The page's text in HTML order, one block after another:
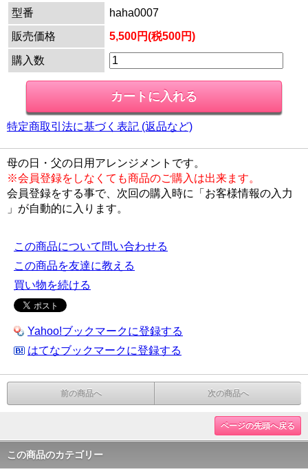
型番
haha0007
販売価格
5,500円(税500円)
購入数
特定商取引法に基づく表記 (返品など)
母の日・父の日用アレンジメントです。
※会員登録をしなくても商品のご購入は出来ます。
会員登録をする事で、次回の購入時に「お客様情報の入力
」が自動的に入ります。
この商品について問い合わせる
この商品を友達に教える
買い物を続ける
Yahoo!ブックマークに登録する
はてなブックマークに登録する
前の商品へ 次の商品へ
ページの先頭へ戻る
この商品のカテゴリー